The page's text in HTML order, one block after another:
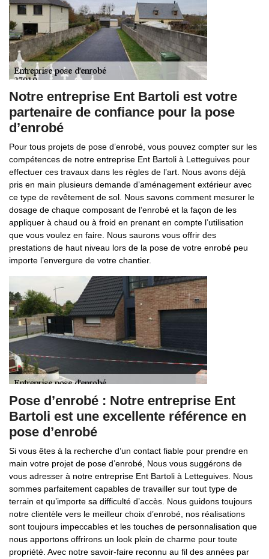
Notre entreprise Ent Bartoli est votre
partenaire de confiance pour la pose
d’enrobé
Pour tous projets de pose d’enrobé, vous pouvez compter sur les
compétences de notre entreprise Ent Bartoli à Letteguives pour
effectuer ces travaux dans les règles de l’art. Nous avons déjà
pris en main plusieurs demande d’aménagement extérieur avec
ce type de revêtement de sol. Nous savons comment mesurer le
dosage de chaque composant de l’enrobé et la façon de les
appliquer à chaud ou à froid en prenant en compte l’utilisation
que vous voulez en faire. Nous saurons vous offrir des
prestations de haut niveau lors de la pose de votre enrobé peu
importe l’envergure de votre chantier.
Pose d’enrobé : Notre entreprise Ent
Bartoli est une excellente référence en
pose d’enrobé
Si vous êtes à la recherche d’un contact fiable pour prendre en
main votre projet de pose d’enrobé, Nous vous suggérons de
vous adresser à notre entreprise Ent Bartoli à Letteguives. Nous
sommes parfaitement capables de travailler sur tout type de
terrain et qu’importe sa difficulté d’accès. Nous guidons toujours
notre clientèle vers le meilleur choix d’enrobé, nos réalisations
sont toujours impeccables et les touches de personnalisation que
nous apportons offrirons un look plein de charme pour toute
propriété. Avec notre savoir-faire reconnu au fil des années par